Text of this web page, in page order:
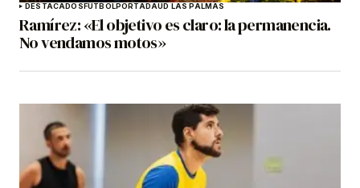
DESTACADOSFÚTBOLPORTADAUD LAS PALMAS
Ramírez: «El objetivo es claro: la permanencia.
No vendamos motos»